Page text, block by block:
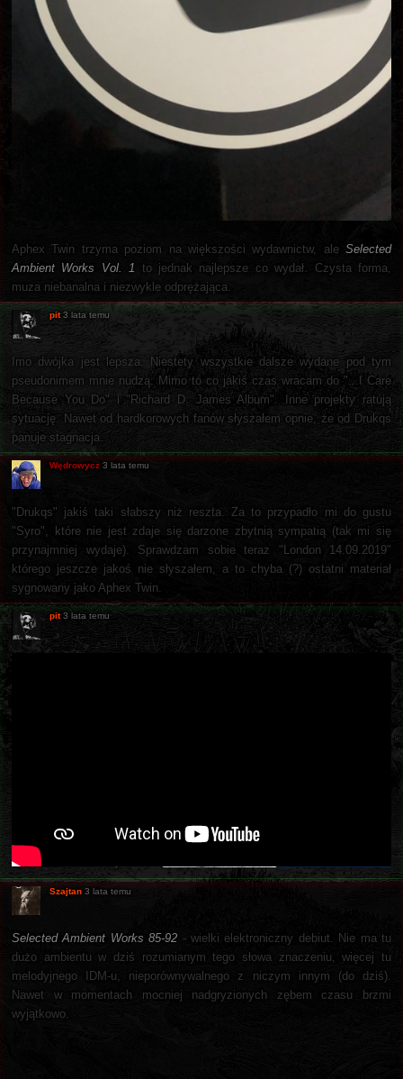
Aphex Twin trzyma poziom na większości wydawnictw, ale Selected
Ambient Works Vol. 1 to jednak najlepsze co wydał. Czysta forma,
muza niebanalna i niezwykle odprężająca.
pit 3 lata temu
Imo dwójka jest lepsza. Niestety wszystkie dalsze wydane pod tym
pseudonimem mnie nudzą. Mimo to co jakiś czas wracam do "...I Care
Because You Do" i "Richard D. James Album". Inne projekty ratują
sytuację. Nawet od hardkorowych fanów słyszałem opnie, że od Drukqs
panuje stagnacja.
Wędrowycz 3 lata temu
"Drukqs" jakiś taki słabszy niż reszta. Za to przypadło mi do gustu
"Syro", które nie jest zdaje się darzone zbytnią sympatią (tak mi się
przynajmniej wydaje). Sprawdzam sobie teraz "London 14.09.2019"
którego jeszcze jakoś nie słyszałem, a to chyba (?) ostatni materiał
sygnowany jako Aphex Twin.
pit 3 lata temu
Szajtan 3 lata temu
Selected Ambient Works 85-92 - wielki elektroniczny debiut. Nie ma tu
dużo ambientu w dziś rozumianym tego słowa znaczeniu, więcej tu
melodyjnego IDM-u, nieporównywalnego z niczym innym (do dziś).
Nawet w momentach mocniej nadgryzionych zębem czasu brzmi
wyjątkowo.